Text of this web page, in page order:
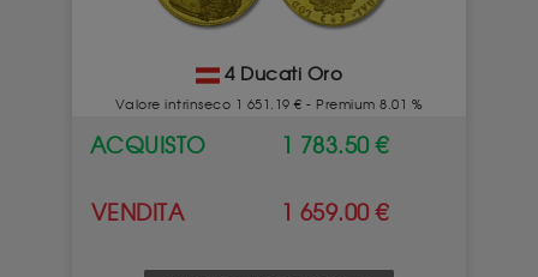
4 Ducati Oro
Valore intrinseco 1 651.19 € - Premium 8.01 %
ACQUISTO 1 783.50 €
VENDITA 1 659.00 €